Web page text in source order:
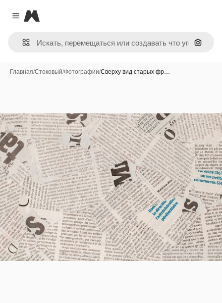
Close menu
Magnific
Поиск
Главная/Стоковый/Фотографии/Сверху вид старых фр…